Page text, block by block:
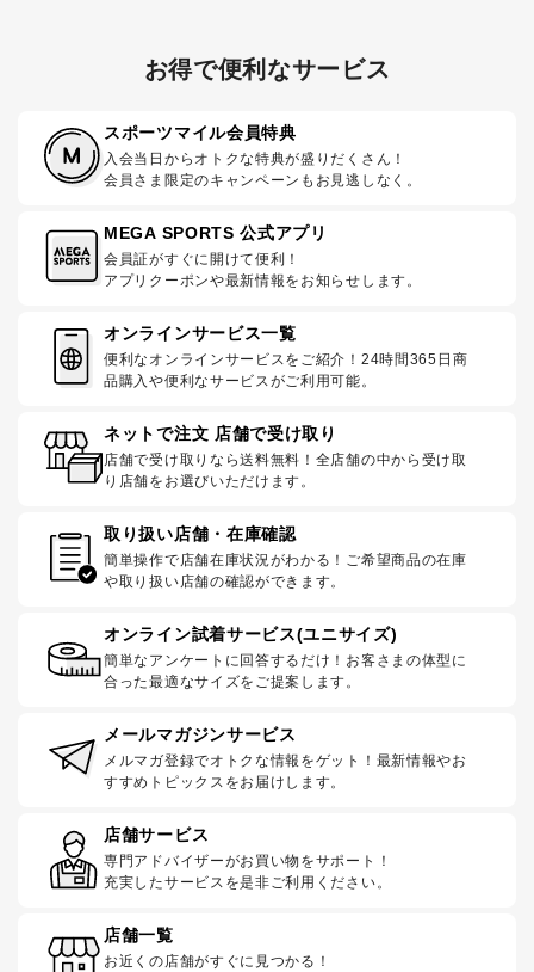
お得で便利なサービス
スポーツマイル会員特典
入会当日からオトクな特典が盛りだくさん！
会員さま限定のキャンペーンもお見逃しなく。
MEGA SPORTS 公式アプリ
会員証がすぐに開けて便利！
アプリクーポンや最新情報をお知らせします。
オンラインサービス一覧
便利なオンラインサービスをご紹介！24時間365日商
品購入や便利なサービスがご利用可能。
ネットで注文 店舗で受け取り
店舗で受け取りなら送料無料！全店舗の中から受け取
り店舗をお選びいただけます。
取り扱い店舗・在庫確認
簡単操作で店舗在庫状況がわかる！ご希望商品の在庫
や取り扱い店舗の確認ができます。
オンライン試着サービス(ユニサイズ)
簡単なアンケートに回答するだけ！お客さまの体型に
合った最適なサイズをご提案します。
メールマガジンサービス
メルマガ登録でオトクな情報をゲット！最新情報やお
すすめトピックスをお届けします。
店舗サービス
専門アドバイザーがお買い物をサポート！
充実したサービスを是非ご利用ください。
店舗一覧
お近くの店舗がすぐに見つかる！